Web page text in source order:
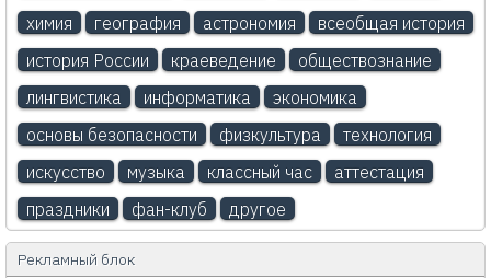
химия
география астрономия
всеобщая история
история России
краеведение
обществознание
лингвистика
информатика
экономика
основы безопасности
физкультура
технология
искусство
музыка классный час
аттестация
праздники
фан-клуб другое
Рекламный блок